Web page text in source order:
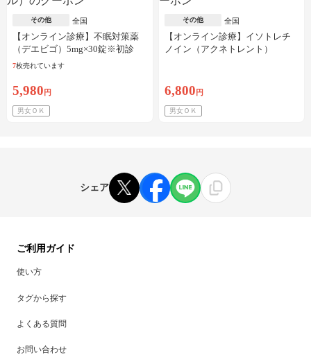
その他 全国
【オンライン診療】不眠対策薬
（デエビゴ）5mg×30錠※初診
料・送料込
7枚売れています
5,980 円
男女ＯＫ
その他 全国
【オンライン診療】イソトレチ
ノイン（アクネトレント）
6,800 円
男女ＯＫ
シェア
ご利用ガイド
使い方
タグから探す
よくある質問
お問い合わせ